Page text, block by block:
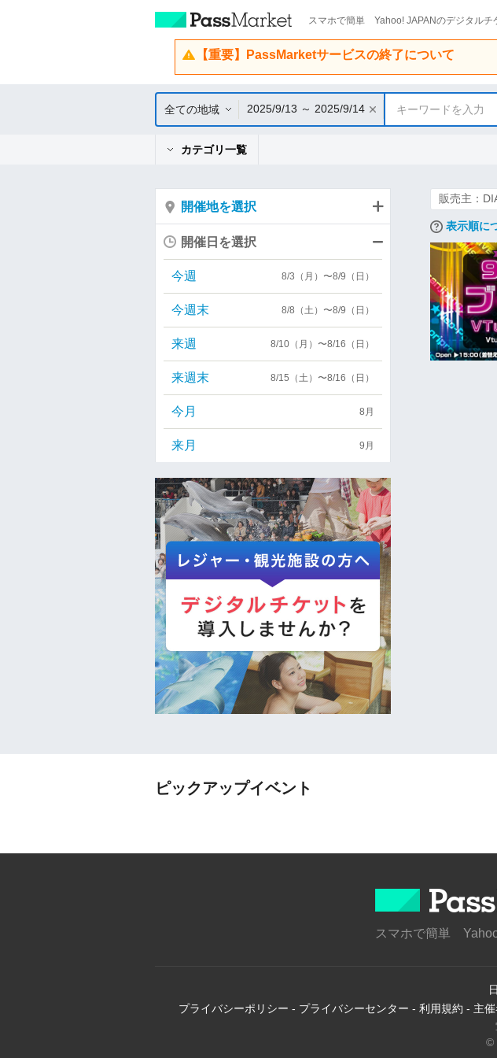
スマホで簡単 Yahoo! JAPANのデジタルチ
【重要】PassMarketサービスの終了について
全ての地域 2025/9/13 ～ 2025/9/14 キーワードを入力
カテゴリ一覧
販売主：
表示順に
開催地を選択
開催日を選択
今週 8/3（月）〜8/9（日）
今週末 8/8（土）〜8/9（日）
来週 8/10（月）〜8/16（日）
来週末 8/15（土）〜8/16（日）
今月 8月
来月 9月
ピックアップイベント
スマホで簡単
プライバシーポリシー - プライバシーセンター - 利用規約 - 主
©